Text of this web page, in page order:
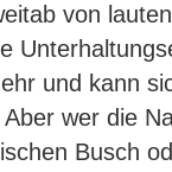
von lauten
und kann
wer die
Busch